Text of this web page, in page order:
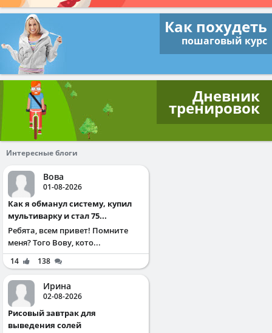
Как похудеть
пошаговый курс
Дневник
тренировок
Интересные блоги
Вова
01-08-2026
Как я обманул систему, купил
мультиварку и стал 75...
Ребята, всем привет! Помните
меня? Того Вову, кото...
14 138
Ирина
02-08-2026
Рисовый завтрак для
выведения солей